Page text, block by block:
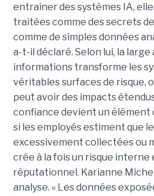
entraîner des systèmes IA,
traitées comme des secrets
comme de simples données
a-t-il déclaré. Selon lui, la
informations transforme les
véritables surfaces de risque,
peut avoir des impacts
confiance devient un élément
si les employés estiment que
excessivement collectées ou
crée à la fois un risque interne
réputationnel. Karianne
analyse. « Les données